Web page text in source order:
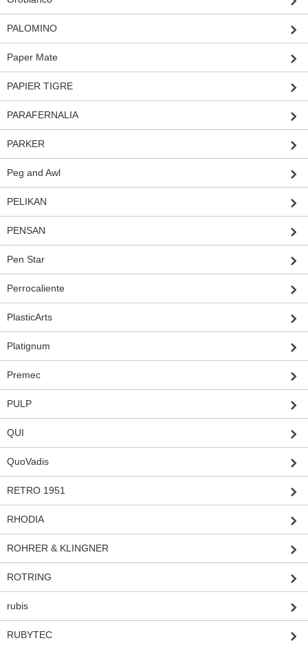
PALOMINO
Paper Mate
PAPIER TIGRE
PARAFERNALIA
PARKER
Peg and Awl
PELIKAN
PENSAN
Pen Star
Perrocaliente
PlasticArts
Platignum
Premec
PULP
QUI
QuoVadis
RETRO 1951
RHODIA
ROHRER & KLINGNER
ROTRING
rubis
RUBYTEC